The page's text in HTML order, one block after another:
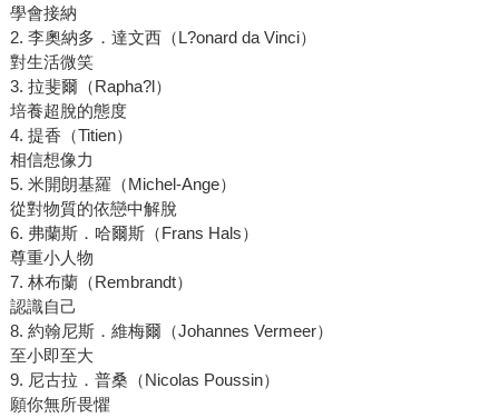
學會接納
2. 李奧納多．達文西（L?onard da Vinci）
對生活微笑
3. 拉斐爾（Rapha?l）
培養超脫的態度
4. 提香（Titien）
相信想像力
5. 米開朗基羅（Michel-Ange）
從對物質的依戀中解脫
6. 弗蘭斯．哈爾斯（Frans Hals）
尊重小人物
7. 林布蘭（Rembrandt）
認識自己
8. 約翰尼斯．維梅爾（Johannes Vermeer）
至小即至大
9. 尼古拉．普桑（Nicolas Poussin）
願你無所畏懼